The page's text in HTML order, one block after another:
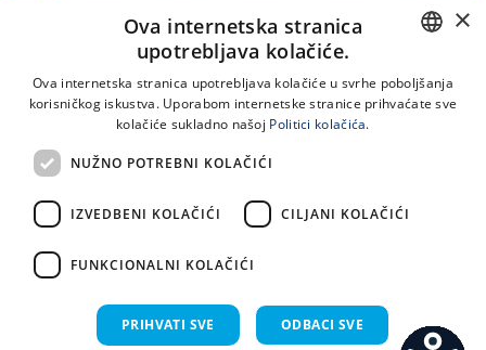
Spinčićeva 1, 21000 Split
LINKOVI
Uvjeti korištenja
CROATIAN
×
Ova internetska stranica
upotrebljava kolačiće.
Ova internetska stranica upotrebljava kolačiće u svrhe poboljšanja
korisničkog iskustva. Uporabom internetske stranice prihvaćate sve
kolačiće sukladno našoj Politici kolačića.
NUŽNO POTREBNI KOLAČIĆI
IZVEDBENI KOLAČIĆI CILJANI KOLAČIĆI
FUNKCIONALNI KOLAČIĆI
PRIHVATI SVE ODBACI SVE